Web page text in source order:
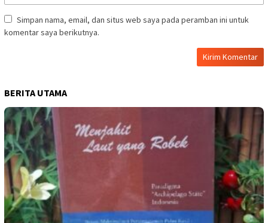
Simpan nama, email, dan situs web saya pada peramban ini untuk
komentar saya berikutnya.
BERITA UTAMA